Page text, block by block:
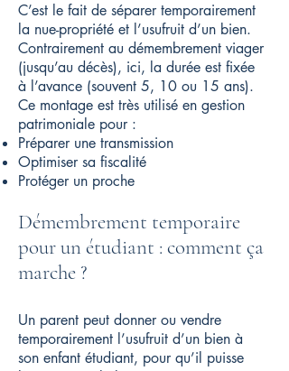
C’est le fait de séparer temporairement
la nue-propriété et l’usufruit d’un bien.
Contrairement au démembrement viager
(jusqu’au décès), ici, la durée est fixée
à l’avance (souvent 5, 10 ou 15 ans).
Ce montage est très utilisé en gestion
patrimoniale pour :
Préparer une transmission
Optimiser sa fiscalité
Protéger un proche
Démembrement temporaire
pour un étudiant : comment ça
marche ?
Un parent peut donner ou vendre
temporairement l’usufruit d’un bien à
son enfant étudiant, pour qu’il puisse